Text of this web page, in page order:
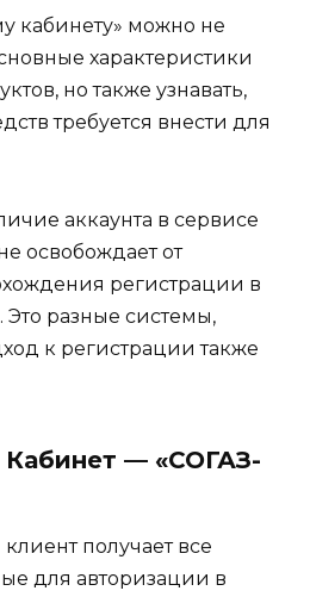
кабинету» можно не
характеристики
но также узнавать,
требуется внести для
аккаунта в сервисе
освобождает от
регистрации в
разные системы,
к регистрации также
— «СОГАЗ-
получает все
для авторизации в